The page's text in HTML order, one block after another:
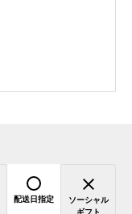
配送日指定
ソーシャル
ギフト